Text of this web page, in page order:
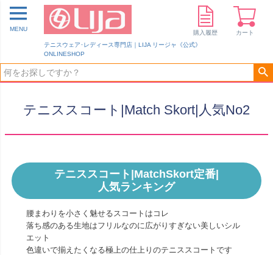
テニスウェア･レディース専門店｜LIJA リージャ《公式》
ONLINESHOP
MENU
購入履歴 カート
テニススコート|Match Skort|人気No2
テニススコート|MatchSkort定番|
人気ランキング
腰まわりを小さく魅せるスコートはコレ
落ち感のある生地はフリルなのに広がりすぎない美しいシル
エット
色違いで揃えたくなる極上の仕上りのテニススコートです